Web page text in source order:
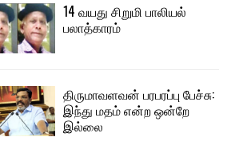
14 வயது சிறுமி பாலியல்
பலாத்காரம்
திருமாவளவன் பரபரப்பு பேச்சு:
இந்து மதம் என்ற ஒன்றே
இல்லை